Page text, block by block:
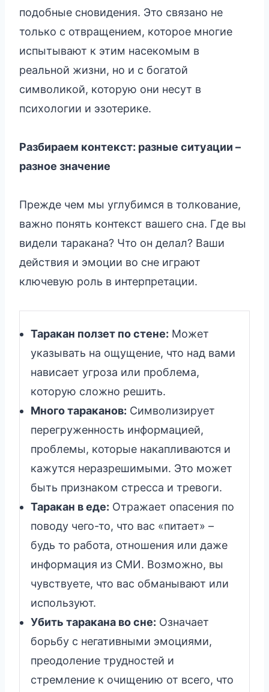
подобные сновидения. Это связано не
только с отвращением, которое многие
испытывают к этим насекомым в
реальной жизни, но и с богатой
символикой, которую они несут в
психологии и эзотерике.
Разбираем контекст: разные ситуации –
разное значение
Прежде чем мы углубимся в толкование,
важно понять контекст вашего сна. Где вы
видели таракана? Что он делал? Ваши
действия и эмоции во сне играют
ключевую роль в интерпретации.
Таракан ползет по стене: Может
указывать на ощущение, что над вами
нависает угроза или проблема,
которую сложно решить.
Много тараканов: Символизирует
перегруженность информацией,
проблемы, которые накапливаются и
кажутся неразрешимыми. Это может
быть признаком стресса и тревоги.
Таракан в еде: Отражает опасения по
поводу чего-то, что вас «питает» –
будь то работа, отношения или даже
информация из СМИ. Возможно, вы
чувствуете, что вас обманывают или
используют.
Убить таракана во сне: Означает
борьбу с негативными эмоциями,
преодоление трудностей и
стремление к очищению от всего, что